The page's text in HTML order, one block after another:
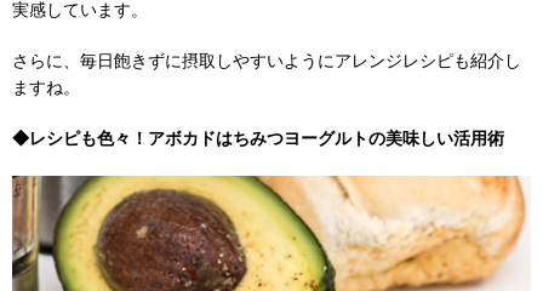
実感しています。
さらに、毎日飽きずに摂取しやすいようにアレンジレシピも紹介し
ますね。
◆レシピも色々！アボカドはちみつヨーグルトの美味しい活用術